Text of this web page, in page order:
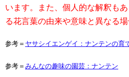
います。また、個人的な解釈も
る花言葉の由来や意味と異なる場
参考＝ ヤサシイエンゲイ：ナンテンの育
参考＝ みんなの趣味の園芸：ナンテン